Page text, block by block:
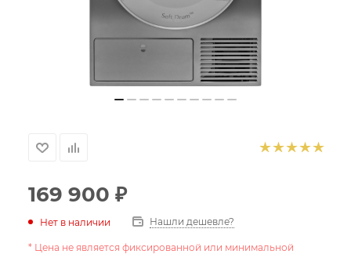
169 900 ₽
Нет в наличии Нашли дешевле?
* Цена не является фиксированной или минимальной